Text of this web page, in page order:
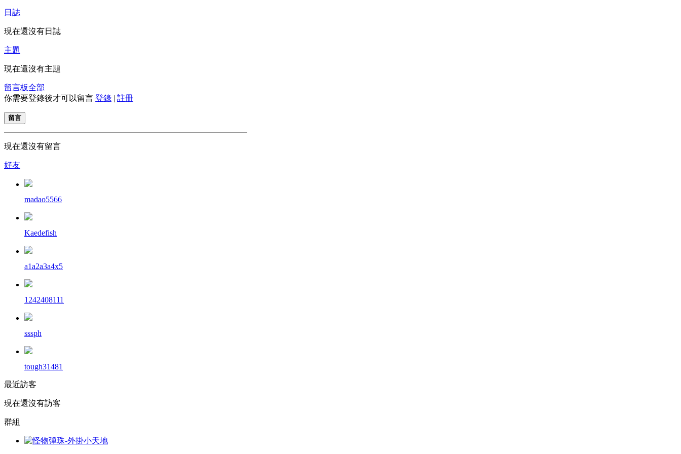
日誌
現在還沒有日誌
主題
現在還沒有主題
留言板全部
你需要登錄後才可以留言 登錄 | 註冊
留言
現在還沒有留言
好友
madao5566
Kaedefish
a1a2a3a4x5
1242408111
sssph
tough31481
最近訪客
現在還沒有訪客
群組